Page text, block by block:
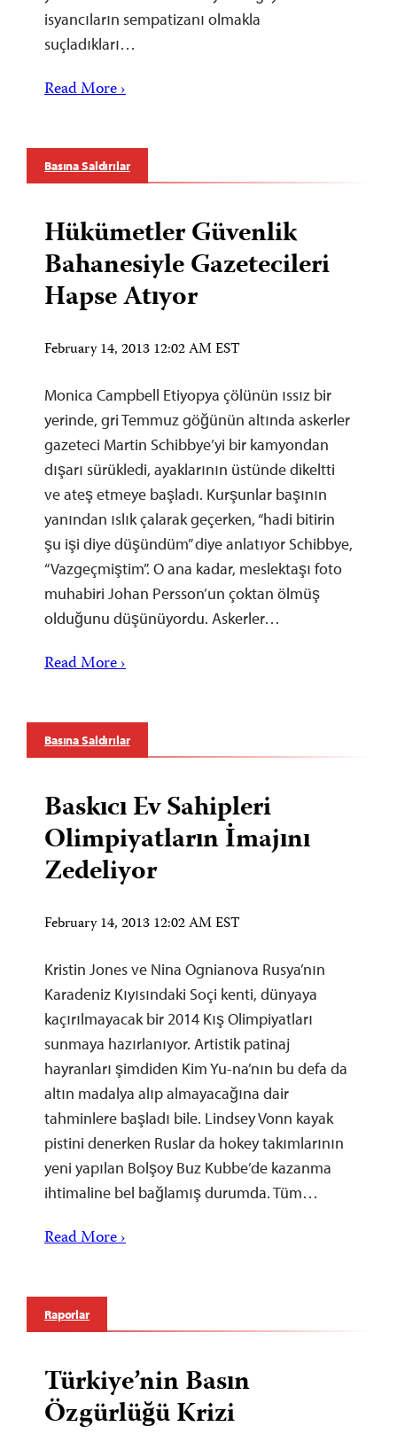
isyancıların sempatizanı olmakla
suçladıkları…
Read More ›
Basına Saldırılar
Hükümetler Güvenlik
Bahanesiyle Gazetecileri
Hapse Atıyor
February 14, 2013 12:02 AM EST
Monica Campbell Etiyopya çölünün ıssız bir
yerinde, gri Temmuz göğünün altında askerler
gazeteci Martin Schibbye’yi bir kamyondan
dışarı sürükledi, ayaklarının üstünde dikeltti
ve ateş etmeye başladı. Kurşunlar başının
yanından ıslık çalarak geçerken, “hadi bitirin
şu işi diye düşündüm” diye anlatıyor Schibbye,
“Vazgeçmiştim”. O ana kadar, meslektaşı foto
muhabiri Johan Persson’un çoktan ölmüş
olduğunu düşünüyordu. Askerler…
Read More ›
Basına Saldırılar
Baskıcı Ev Sahipleri
Olimpiyatların İmajını
Zedeliyor
February 14, 2013 12:02 AM EST
Kristin Jones ve Nina Ognianova Rusya’nın
Karadeniz Kıyısındaki Soçi kenti, dünyaya
kaçırılmayacak bir 2014 Kış Olimpiyatları
sunmaya hazırlanıyor. Artistik patinaj
hayranları şimdiden Kim Yu-na’nın bu defa da
altın madalya alıp almayacağına dair
tahminlere başladı bile. Lindsey Vonn kayak
pistini denerken Ruslar da hokey takımlarının
yeni yapılan Bolşoy Buz Kubbe’de kazanma
ihtimaline bel bağlamış durumda. Tüm…
Read More ›
Raporlar
Türkiye’nin Basın
Özgürlüğü Krizi